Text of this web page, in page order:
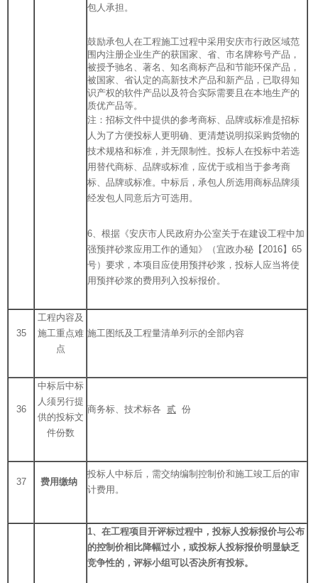
包人承担。
鼓励承包人在工程施工过程中采用安庆市行政区域范
围内注册企业生产的获国家、省、市名牌称号产品，
被授予驰名、著名、知名商标产品和节能环保产品，
被国家、省认定的高新技术产品和新产品，已取得知
识产权的软件产品以及符合实际需要且在本地生产的
质优产品等。
注：招标文件中提供的参考商标、品牌或标准是招标
人为了方便投标人更明确、更清楚说明拟采购货物的
技术规格和标准，并无限制性。投标人在投标中若选
用替代商标、品牌或标准，应优于或相当于参考商
标、品牌或标准。中标后，承包人所选用商标品牌须
经发包人同意后方可选用。
6、根据《安庆市人民政府办公室关于在建设工程中加
强预拌砂浆应用工作的通知》（宜政办秘【2016】65
号）要求，本项目应使用预拌砂浆，投标人应当将使
用预拌砂浆的费用列入投标报价。
35
工程内容及
施工重点难
点
施工图纸及工程量清单列示的全部内容
36
中标后中标
人须另行提
供的投标文
件份数
商务标、技术标各 贰 份
37 费用缴纳
投标人中标后，需交纳编制控制价和施工竣工后的审
计费用。
1、在工程项目开评标过程中，投标人投标报价与公布
的控制价相比降幅过小，或投标人投标报价明显缺乏
竞争性的，评标小组可以否决所有投标。